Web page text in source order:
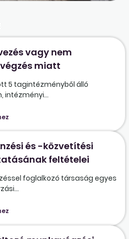
vagy nem
miatt
5 tagintézményből álló
intézményi...
és -közvetítési
feltételei
foglalkozó társaság egyes